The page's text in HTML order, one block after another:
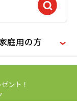
庭用の方
ント！